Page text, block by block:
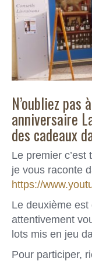
N’oubliez pas
anniversaire
des cadeaux
Le premier c’est
je vous raconte
https://
Le deuxième
attentivement
lots mis en jeu
Pour participer,